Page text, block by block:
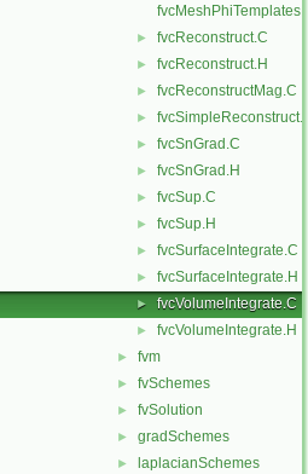
fvcMeshPhiTemplates.C
► fvcReconstruct.C
► fvcReconstruct.H
► fvcReconstructMag.C
► fvcSimpleReconstruct.C
► fvcSnGrad.C
► fvcSnGrad.H
► fvcSup.C
► fvcSup.H
► fvcSurfaceIntegrate.C
► fvcSurfaceIntegrate.H
► fvcVolumeIntegrate.C
► fvcVolumeIntegrate.H
► fvm
► fvSchemes
► fvSolution
► gradSchemes
► laplacianSchemes